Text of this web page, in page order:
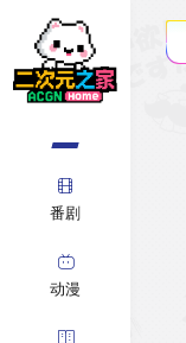
番剧
动漫